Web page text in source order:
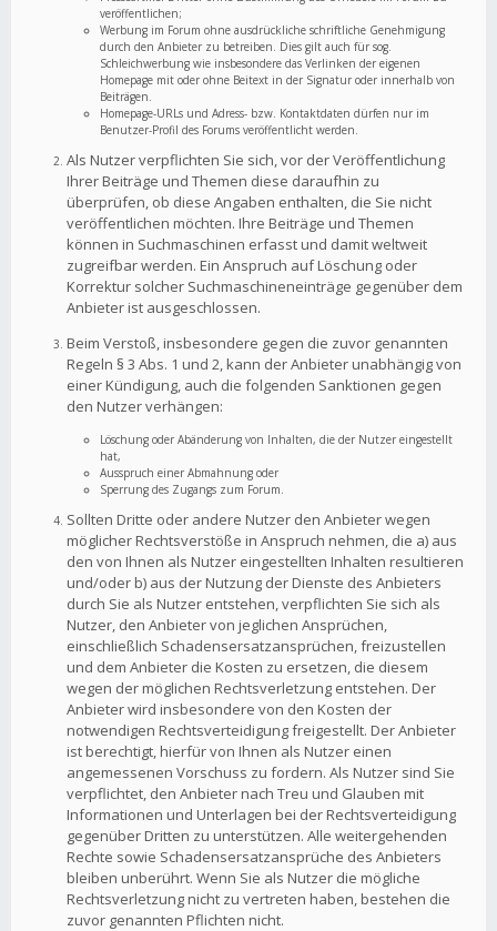
veröffentlichen;
Werbung im Forum ohne ausdrückliche schriftliche Genehmigung
durch den Anbieter zu betreiben. Dies gilt auch für sog.
Schleichwerbung wie insbesondere das Verlinken der eigenen
Homepage mit oder ohne Beitext in der Signatur oder innerhalb von
Beiträgen.
Homepage-URLs und Adress- bzw. Kontaktdaten dürfen nur im
Benutzer-Profil des Forums veröffentlicht werden.
Als Nutzer verpflichten Sie sich, vor der Veröffentlichung
Ihrer Beiträge und Themen diese daraufhin zu
überprüfen, ob diese Angaben enthalten, die Sie nicht
veröffentlichen möchten. Ihre Beiträge und Themen
können in Suchmaschinen erfasst und damit weltweit
zugreifbar werden. Ein Anspruch auf Löschung oder
Korrektur solcher Suchmaschineneinträge gegenüber dem
Anbieter ist ausgeschlossen.
Beim Verstoß, insbesondere gegen die zuvor genannten
Regeln § 3 Abs. 1 und 2, kann der Anbieter unabhängig von
einer Kündigung, auch die folgenden Sanktionen gegen
den Nutzer verhängen:
Löschung oder Abänderung von Inhalten, die der Nutzer eingestellt
hat,
Ausspruch einer Abmahnung oder
Sperrung des Zugangs zum Forum.
Sollten Dritte oder andere Nutzer den Anbieter wegen
möglicher Rechtsverstöße in Anspruch nehmen, die a) aus
den von Ihnen als Nutzer eingestellten Inhalten resultieren
und/oder b) aus der Nutzung der Dienste des Anbieters
durch Sie als Nutzer entstehen, verpflichten Sie sich als
Nutzer, den Anbieter von jeglichen Ansprüchen,
einschließlich Schadensersatzansprüchen, freizustellen
und dem Anbieter die Kosten zu ersetzen, die diesem
wegen der möglichen Rechtsverletzung entstehen. Der
Anbieter wird insbesondere von den Kosten der
notwendigen Rechtsverteidigung freigestellt. Der Anbieter
ist berechtigt, hierfür von Ihnen als Nutzer einen
angemessenen Vorschuss zu fordern. Als Nutzer sind Sie
verpflichtet, den Anbieter nach Treu und Glauben mit
Informationen und Unterlagen bei der Rechtsverteidigung
gegenüber Dritten zu unterstützen. Alle weitergehenden
Rechte sowie Schadensersatzansprüche des Anbieters
bleiben unberührt. Wenn Sie als Nutzer die mögliche
Rechtsverletzung nicht zu vertreten haben, bestehen die
zuvor genannten Pflichten nicht.